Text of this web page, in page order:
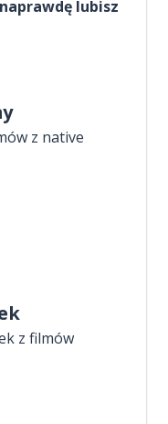
lubisz
z native
z filmów